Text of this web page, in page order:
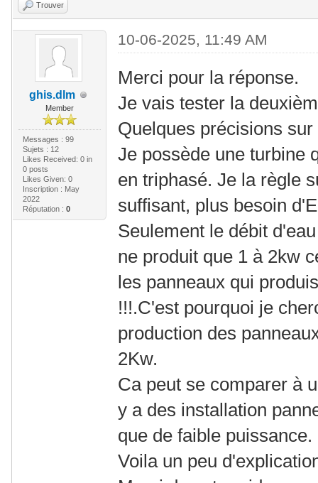
Trouver
ghis.dlm
Member
Messages : 99
Sujets : 12
Likes Received: 0in
0 posts
Likes Given: 0
Inscription : May
2022
Réputation : 0
10-06-2025, 11:49 AM
Merci pour la réponse.
Je vais tester la
Quelques précisions
Je possède une turbine
en triphasé. Je la règle
suffisant, plus besoin
Seulement le débit
ne produit que 1 à 2kw
les panneaux qui
!!!.C'est pourquoi je
production des
2Kw.
Ca peut se comparer à
y a des installation
que de faible puissance.
Voila un peu